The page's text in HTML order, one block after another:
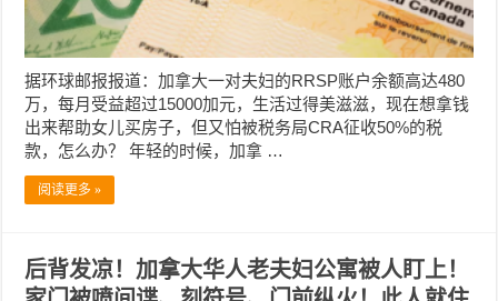
据环球邮报报道：加拿大一对夫妇的RRSP账户余额高达480
万，每月受益超过15000加元，生活过得美滋滋，现在想拿钱
出来帮助女儿买房子，但又怕被税务局CRA征收50%的税
款，怎么办？ 年轻的时候，加拿 …
阅读更多 »
后背发凉！加拿大华人老夫妇公寓被人盯上！